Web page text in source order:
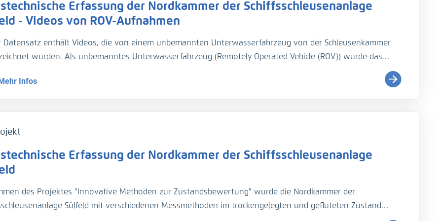
Tiefe positioniert.Erfassung der Nordkammer der Schiffsschleusenanlage
- Videos von ROV-Aufnahmen
Datensatz enthält Videos, die von einem unbemannten Unterwasserfahrzeug von der Schleusenkammer
wurden. Als unbemanntes Unterwasserfahrzeug (Remotely Operated Vehicle (ROV)) wurde das
Revolution" mit dem integrierten bildgebenden Sonar Blueprint Oculus Multibeam Sonars - M1200D
Die Steuerung erfolgte per Fernsteuerung von der Schleusenplattform aus. Vollständig aufgezeichnet
aufgrund ihrer hohen Anzahl an Schäden die südlichen Kammerabschnitte Nr. 3 und 12 mit einer Länge von
Die Wandabschnitte wurden in einem Abstand von etwa einem halben Meter in horizontalen Reihen
Tiefe abgefahren, um Videoaufnahmen davon zu erzeugen.
Infos
Erfassung der Nordkammer der Schiffsschleusenanlage
des Projektes "Innovative Methoden zur Zustandsbewertung" wurde die Nordkammer der
Sülfeld mit verschiedenen Messmethoden im trockengelegten und gefluteten Zustand